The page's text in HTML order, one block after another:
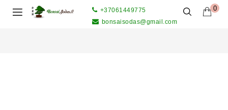
0
+37061449775
bonsaisodas@gmail.com